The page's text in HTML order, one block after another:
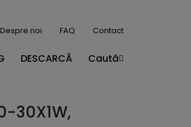
Despre noi FAQ Contact
DESCARCĂ Caută
30X1W,